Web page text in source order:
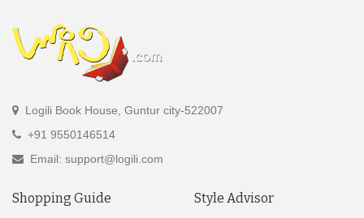
Logili Book House, Guntur city-522007
+91 9550146514
Email: support@logili.com
Shopping Guide Style Advisor